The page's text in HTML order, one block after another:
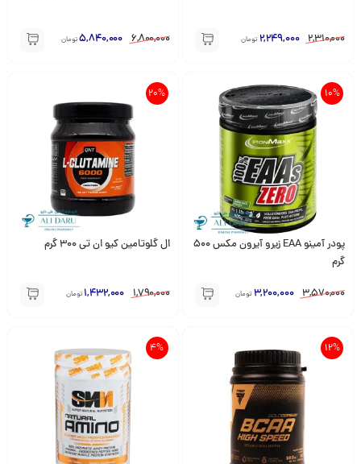
2,310,000
2,249,000 تومان 6,800,000
5,840,000 تومان
10%
پودر آمینو EAA زیرو آیرون مکس 500
گرم
3,570,000
3,200,000 تومان
20%
ال گلوتامین کیو ان تی 300 گرم
1,790,000
1,432,000 تومان
12%
4%